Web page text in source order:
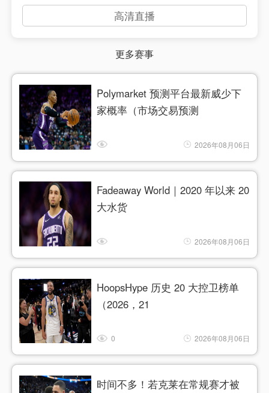
高清直播
更多赛事
Polymarket 预测平台最新威少下
家概率（市场交易预测
2026年08月06日
Fadeaway World｜2020 年以来 20
大水货
2026年08月06日
HoopsHype 历史 20 大控卫榜单
（2026，21
0 2026年08月06日
时间不多！若克莱在常规赛才被